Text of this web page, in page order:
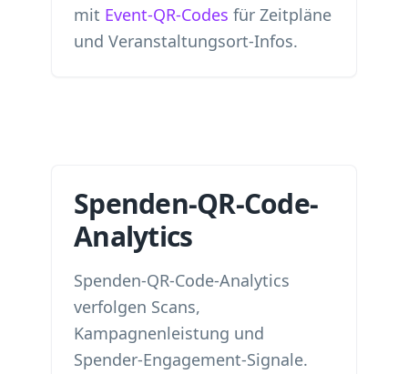
mit Event-QR-Codes für Zeitpläne
und Veranstaltungsort-Infos.
Spenden-QR-Code-
Analytics
Spenden-QR-Code-Analytics
verfolgen Scans,
Kampagnenleistung und
Spender-Engagement-Signale.